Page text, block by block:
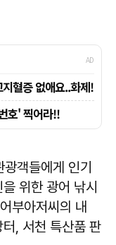
객들에게 인기
위한 광어 낚시
부아저씨의 내
, 서천 특산품 판